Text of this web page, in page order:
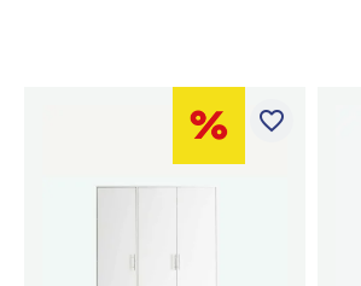
favorite_border